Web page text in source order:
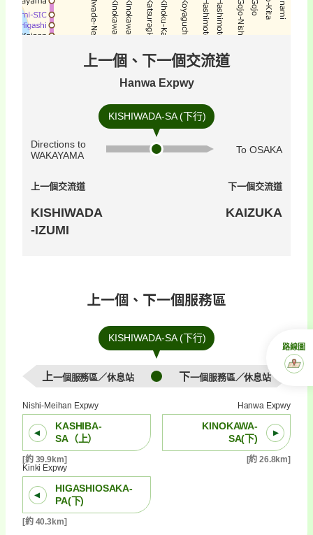
上一個、下一個交流道
Hanwa Expwy
KISHIWADA-SA (下行)
Directions to
WAKAYAMA
上一個交流道
KISHIWADA
-IZUMI
To OSAKA
下一個交流道
KAIZUKA
上一個、下一個服務區
KISHIWADA-SA (下行)
上一個服務區／休息站 下一個服務區／休息站
Nishi-Meihan Expwy
KASHIBA-
SA（上）
[約 39.9km]
Kinki Expwy
HIGASHIOSAKA-
PA(下)
[約 40.3km]
Hanwa Expwy
KINOKAWA-
SA(下)
[約 26.8km]
路線圖